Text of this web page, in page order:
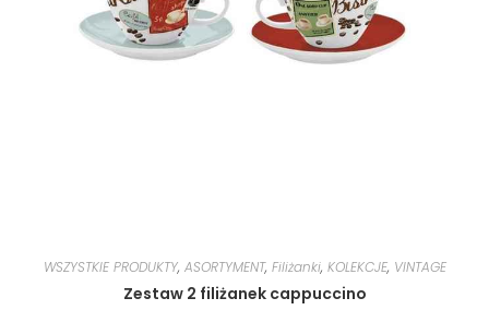
WSZYSTKIE PRODUKTY, ASORTYMENT, Filiżanki, KOLEKCJE, VINTAGE
Zestaw 2 filiżanek cappuccino